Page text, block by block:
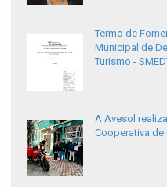
Termo de
Municipal de
Turismo -
A Avesol
Cooperativa de